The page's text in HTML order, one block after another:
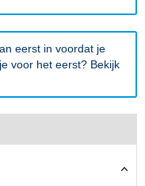
eerst in voordat je
voor het eerst? Bekijk